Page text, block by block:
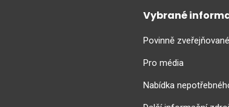
Vybrané
Povinně
Pro média
Nabídka